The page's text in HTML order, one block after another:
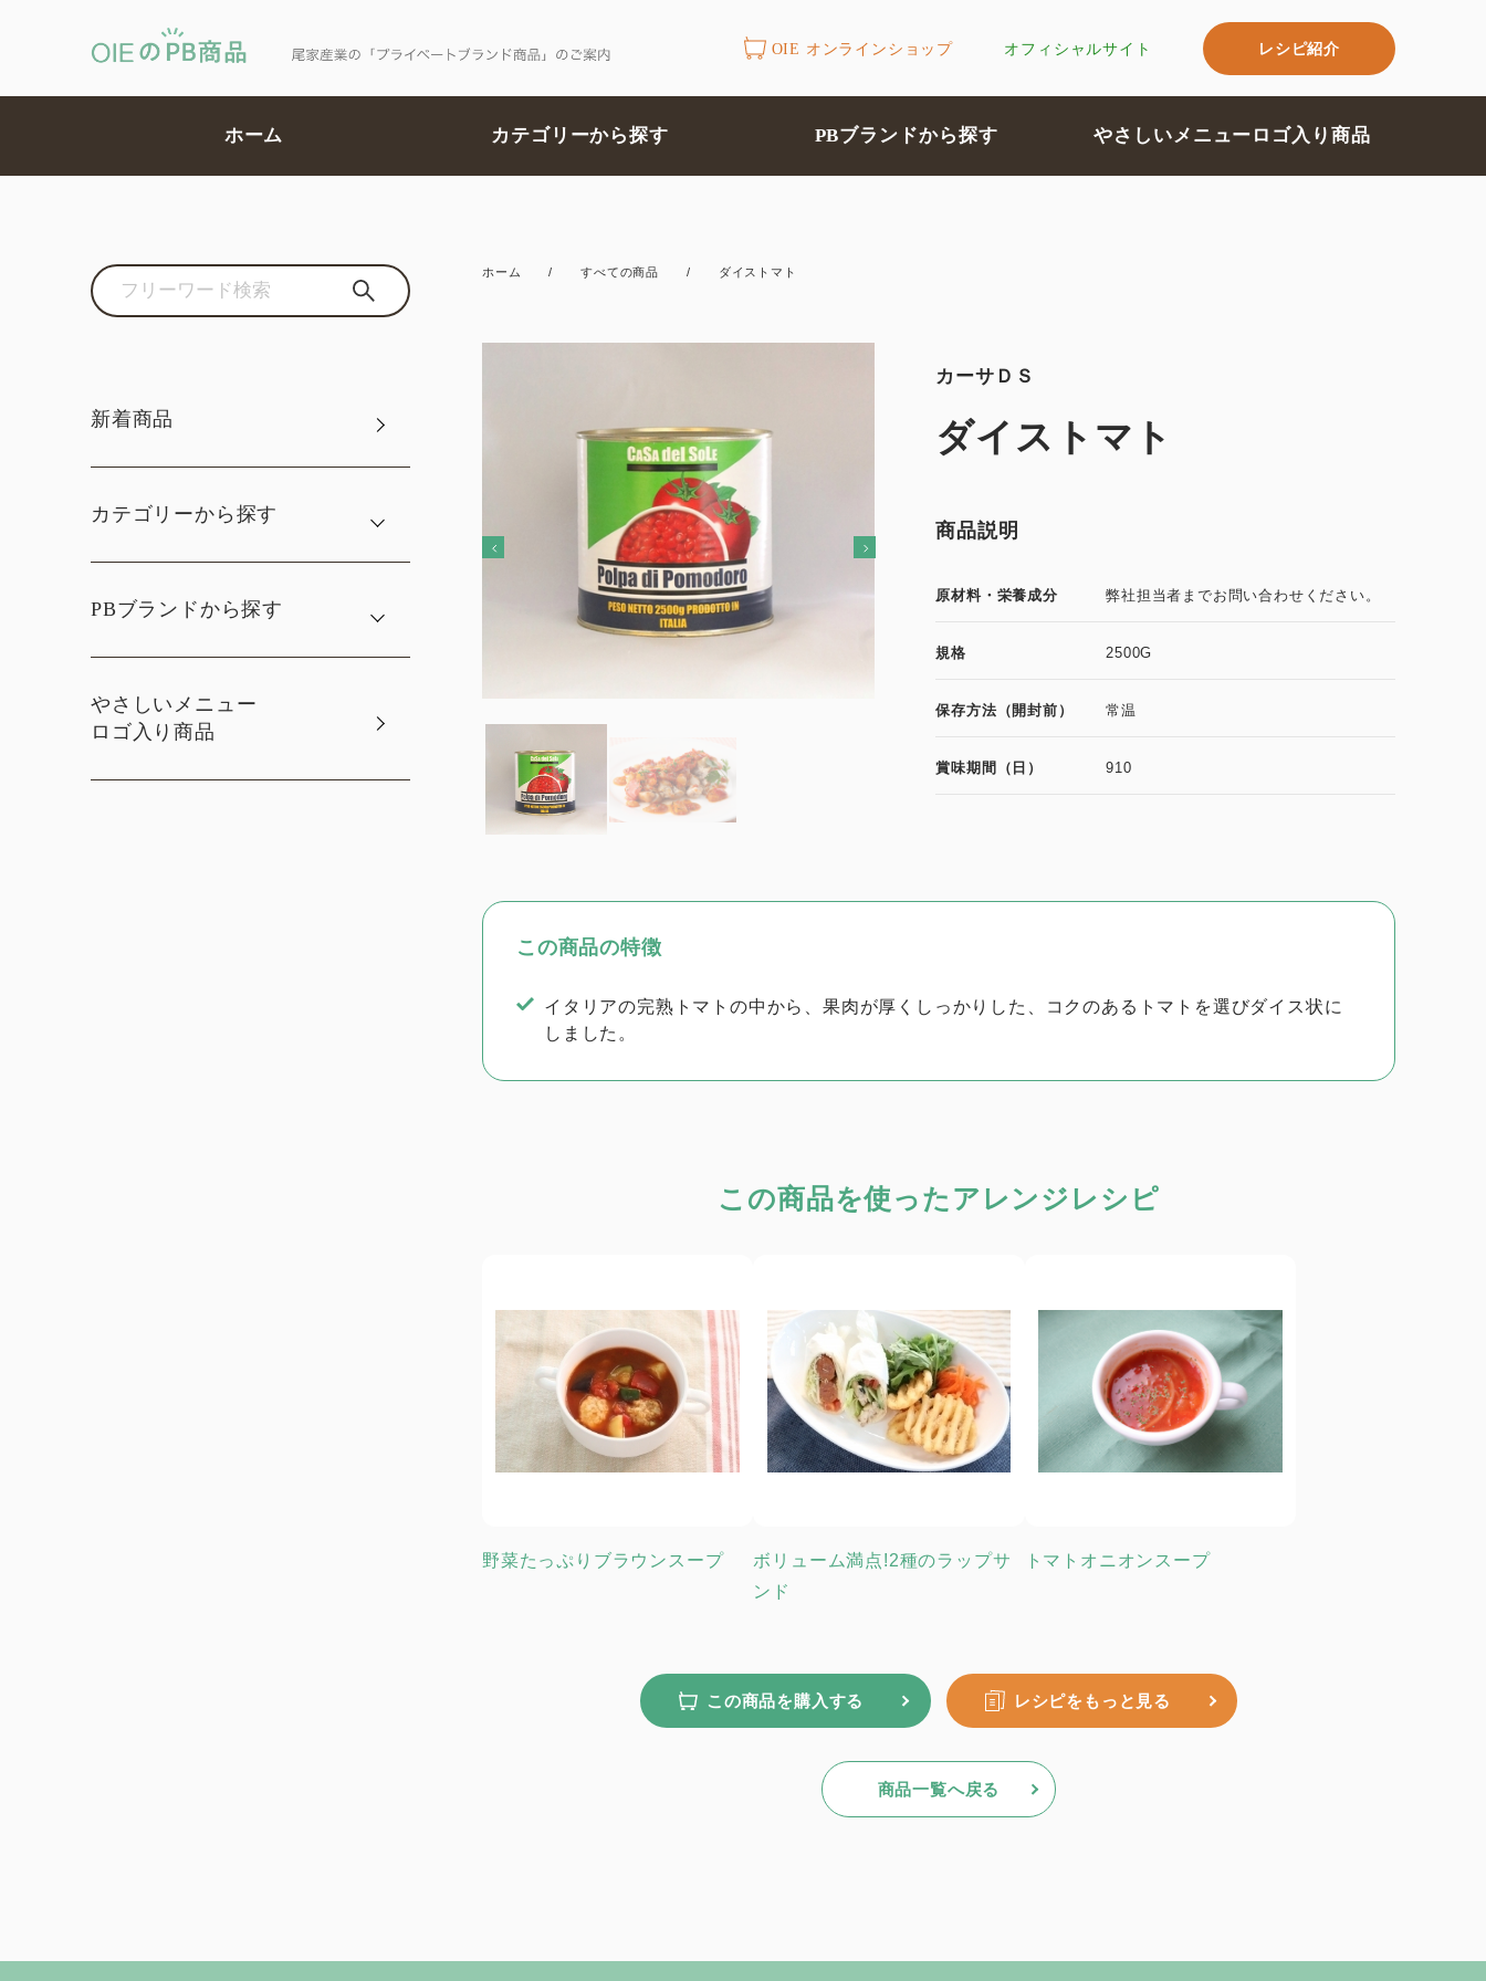
OIE オンラインショップ オフィシャルサイト レシピ紹介
ホーム カテゴリーから探す PBブランドから探す やさしいメニューロゴ入り商品
新着商品
カテゴリーから探す
PBブランドから探す
やさしいメニュー
ロゴ入り商品
ホーム / すべての商品 / ダイストマト
カーサＤＳ
ダイストマト
商品説明
原材料・栄養成分 弊社担当者までお問い合わせください。
規格 2500G
保存方法（開封前） 常温
賞味期間（日） 910
この商品の特徴
イタリアの完熟トマトの中から、果肉が厚くしっかりした、コクのあるトマトを選びダイス状に
しました。
この商品を使った アレンジレシピ
野菜たっぷりブラウンスープ
ボリューム満点!2種のラップサ
ンド
トマトオニオンスープ
この商品を購入する レシピをもっと見る
商品一覧へ戻る